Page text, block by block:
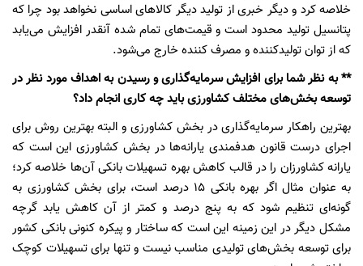
خلاصه کرد و دیگر خبری از تولید دیگر کالاهای اساسی نخواهد بود چرا که
پتانسیل تولید محدود است و قیمت‌های تمام شده آنقدر افزایش می‌یابد
که از توان تولیدکننده و مصرف کننده خارج می‌شود.
** به نظر شما برای افزایش سرمایه‌گذاری و رسیدن به اهداف مورد نظر در
توسعه بخش‌های مختلف کشاورزی باید چه کاری انجام داد؟
بهترین راهکار سرمایه‌گذاری در بخش کشاورزی و البته بهترین روش برای
اجرای درست قانون هدفمندی‌ یارانه‌ها در بخش کشاورزی این است که
یارانه کشاورزان را در قالب کاهش بهره‌ تسهیلات بانکی آن‌ها خلاصه کرد؛
به عنوان مثال اگر بهره بانکی 15 درصد است، برای بخش کشاورزی به
گونه‌ای تنظیم شود که به پنج درصد و کمتر از آن کاهش یابد گرچه
مشکل دیگر در این زمینه این است که ساختار و پیکره کنونی بانکی کشور
برای توسعه بخش‌های تولیدی مناسب نیست و تنها برای تسهیلات کوچک